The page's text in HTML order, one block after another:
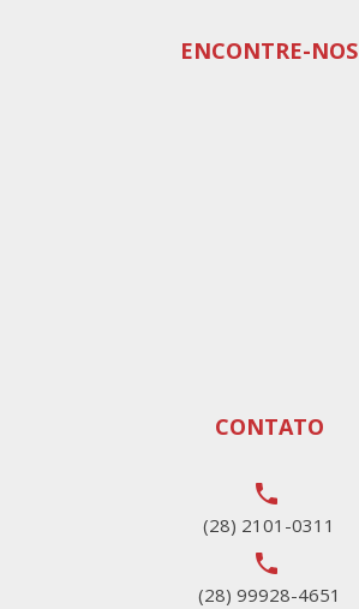
ENCONTRE-NOS
CONTATO
local_phone
(28) 2101-0311
local_phone
(28) 99928-4651